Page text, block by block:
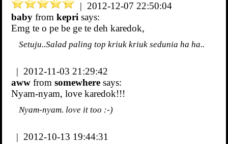
| 2012-12-07 22:50:04
baby from kepri says:
Emg te o pe be ge te deh karedok,
Setuju..Salad paling top kriuk kriuk sedunia ha ha..
| 2012-11-03 21:29:42
aww from somewhere says:
Nyam-nyam, love karedok!!!
Nyam-nyam. love it too :-)
| 2012-10-13 19:44:31